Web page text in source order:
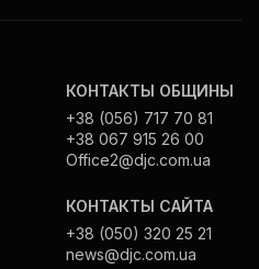
КОНТАКТЫ ОБЩИНЫ
+38 (056) 717 70 81
+38 067 915 26 00
Office2@djc.com.ua
КОНТАКТЫ САЙТА
+38 (050) 320 25 21
news@djc.com.ua